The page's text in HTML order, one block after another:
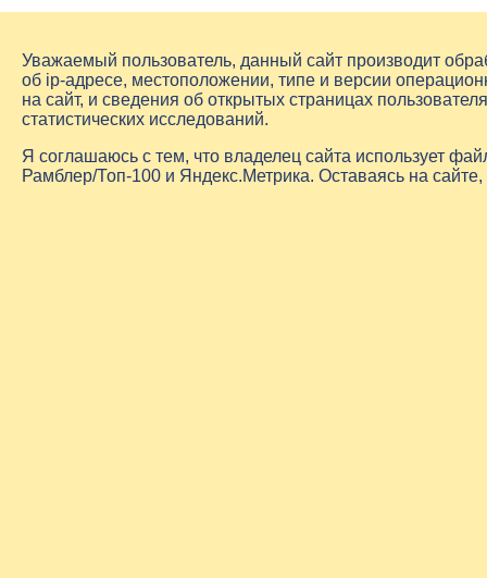
Уважаемый пользователь, данный сайт производит
об ip-адресе, местоположении, типе и версии
на сайт, и сведения об открытых страницах
статистических исследований.
Я соглашаюсь с тем, что владелец сайта использует
Рамблер/Топ-100 и Яндекс.Метрика. Оставаясь на